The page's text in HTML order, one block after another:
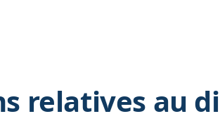
relatives au